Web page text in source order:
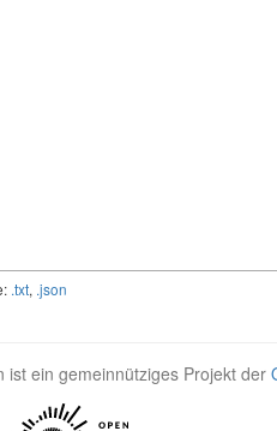
.txt, .json
ist ein gemeinnütziges Projekt der